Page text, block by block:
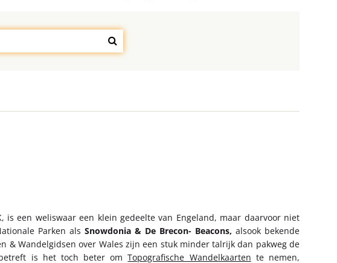
is een weliswaar een klein gedeelte van Engeland, maar daarvoor niet
Parken als Snowdonia & De Brecon- Beacons, alsook bekende
& Wandelgidsen over Wales zijn een stuk minder talrijk dan pakweg de
betreft is het toch beter omTopografische Wandelkaarten te nemen,